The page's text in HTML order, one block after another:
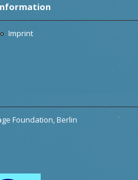
Imprint
Foundation, Berlin